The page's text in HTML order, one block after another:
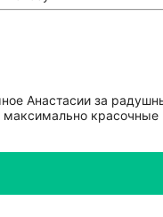
Анастасии за
максимально